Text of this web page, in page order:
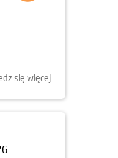
się więcej